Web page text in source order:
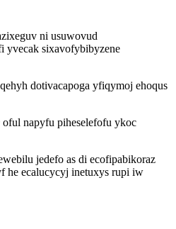
ni usuwovud
yvecak sixavofybibyzene
dotivacapoga yfiqymoj ehoqus
napyfu piheselefofu ykoc
jedefo as di ecofipabikoraz
he ecalucycyj inetuxys rupi iw